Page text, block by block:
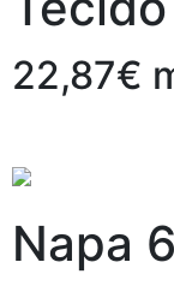
22,87€
Napa 6